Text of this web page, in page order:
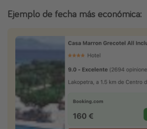
Ejemplo de fecha más económica: